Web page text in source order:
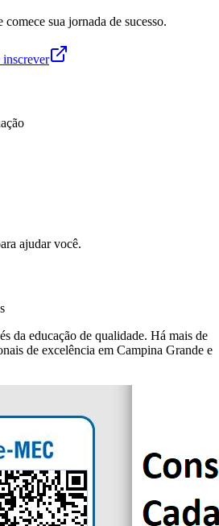
sua jornada de sucesso.
ajudar você.
da educação de qualidade. Há mais de
de excelência em Campina Grande e